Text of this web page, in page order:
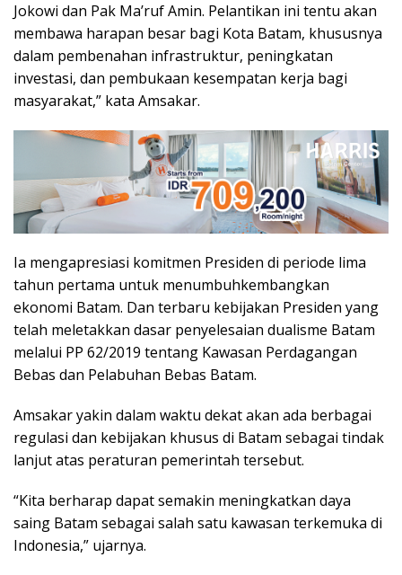
Jokowi dan Pak Ma’ruf Amin. Pelantikan ini tentu akan
membawa harapan besar bagi Kota Batam, khususnya
dalam pembenahan infrastruktur, peningkatan
investasi, dan pembukaan kesempatan kerja bagi
masyarakat,” kata Amsakar.
Ia mengapresiasi komitmen Presiden di periode lima
tahun pertama untuk menumbuhkembangkan
ekonomi Batam. Dan terbaru kebijakan Presiden yang
telah meletakkan dasar penyelesaian dualisme Batam
melalui PP 62/2019 tentang Kawasan Perdagangan
Bebas dan Pelabuhan Bebas Batam.
Amsakar yakin dalam waktu dekat akan ada berbagai
regulasi dan kebijakan khusus di Batam sebagai tindak
lanjut atas peraturan pemerintah tersebut.
“Kita berharap dapat semakin meningkatkan daya
saing Batam sebagai salah satu kawasan terkemuka di
Indonesia,” ujarnya.